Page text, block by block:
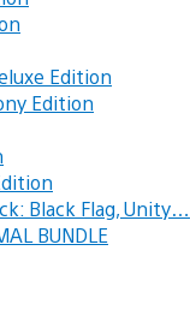
Edition
Edition
Black Flag, Unity…
BUNDLE